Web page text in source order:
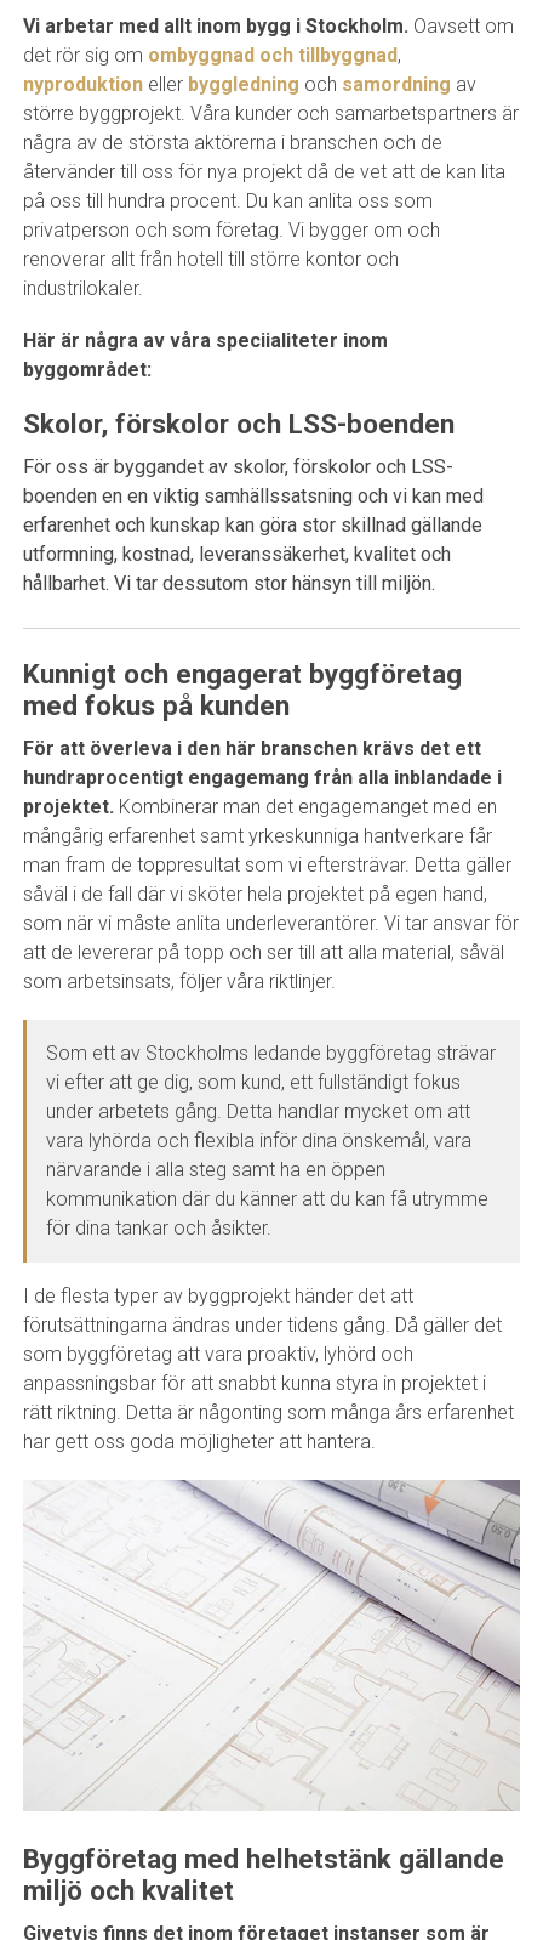
Vi arbetar med allt inom bygg i Stockholm. Oavsett om
det rör sig om ombyggnad och tillbyggnad,
nyproduktion eller byggledning och samordning av
större byggprojekt. Våra kunder och samarbetspartners är
några av de största aktörerna i branschen och de
återvänder till oss för nya projekt då de vet att de kan lita
på oss till hundra procent. Du kan anlita oss som
privatperson och som företag. Vi bygger om och
renoverar allt från hotell till större kontor och
industrilokaler.
Här är några av våra speciialiteter inom
byggområdet:
Skolor, förskolor och LSS-boenden
För oss är byggandet av skolor, förskolor och LSS-
boenden en en viktig samhällssatsning och vi kan med
erfarenhet och kunskap kan göra stor skillnad gällande
utformning, kostnad, leveranssäkerhet, kvalitet och
hållbarhet. Vi tar dessutom stor hänsyn till miljön.
Kunnigt och engagerat byggföretag
med fokus på kunden
För att överleva i den här branschen krävs det ett
hundraprocentigt engagemang från alla inblandade i
projektet. Kombinerar man det engagemanget med en
mångårig erfarenhet samt yrkeskunniga hantverkare får
man fram de toppresultat som vi eftersträvar. Detta gäller
såväl i de fall där vi sköter hela projektet på egen hand,
som när vi måste anlita underleverantörer. Vi tar ansvar för
att de levererar på topp och ser till att alla material, såväl
som arbetsinsats, följer våra riktlinjer.
Som ett av Stockholms ledande byggföretag strävar
vi efter att ge dig, som kund, ett fullständigt fokus
under arbetets gång. Detta handlar mycket om att
vara lyhörda och flexibla inför dina önskemål, vara
närvarande i alla steg samt ha en öppen
kommunikation där du känner att du kan få utrymme
för dina tankar och åsikter.
I de flesta typer av byggprojekt händer det att
förutsättningarna ändras under tidens gång. Då gäller det
som byggföretag att vara proaktiv, lyhörd och
anpassningsbar för att snabbt kunna styra in projektet i
rätt riktning. Detta är någonting som många års erfarenhet
har gett oss goda möjligheter att hantera.
Byggföretag med helhetstänk gällande
miljö och kvalitet
Givetvis finns det inom företaget instanser som är